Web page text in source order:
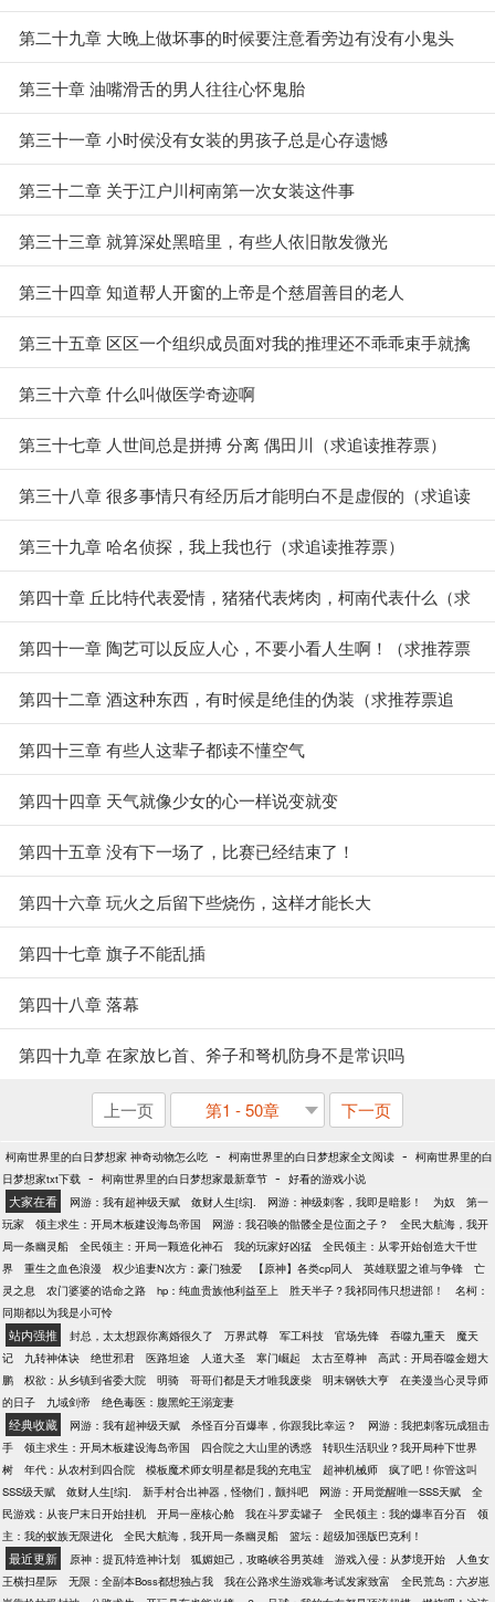
第二十九章 大晚上做坏事的时候要注意看旁边有没有小鬼头
第三十章 油嘴滑舌的男人往往心怀鬼胎
第三十一章 小时侯没有女装的男孩子总是心存遗憾
第三十二章 关于江户川柯南第一次女装这件事
第三十三章 就算深处黑暗里，有些人依旧散发微光
第三十四章 知道帮人开窗的上帝是个慈眉善目的老人
第三十五章 区区一个组织成员面对我的推理还不乖乖束手就擒
第三十六章 什么叫做医学奇迹啊
第三十七章 人世间总是拼搏 分离 偶田川（求追读推荐票）
第三十八章 很多事情只有经历后才能明白不是虚假的（求追读
推荐票）
第三十九章 哈名侦探，我上我也行（求追读推荐票）
第四十章 丘比特代表爱情，猪猪代表烤肉，柯南代表什么（求
推荐票追读）
第四十一章 陶艺可以反应人心，不要小看人生啊！（求推荐票
追读）
第四十二章 酒这种东西，有时候是绝佳的伪装（求推荐票追
读）
第四十三章 有些人这辈子都读不懂空气
第四十四章 天气就像少女的心一样说变就变
第四十五章 没有下一场了，比赛已经结束了！
第四十六章 玩火之后留下些烧伤，这样才能长大
第四十七章 旗子不能乱插
第四十八章 落幕
第四十九章 在家放匕首、斧子和弩机防身不是常识吗
上一页 第1 - 50章 下一页
柯南世界里的白日梦想家 神奇动物怎么吃 - 柯南世界里的白日梦想家全文阅读 - 柯南世界里的白
日梦想家txt下载 - 柯南世界里的白日梦想家最新章节 - 好看的游戏小说
大家在看 网游：我有超神级天赋 敛财人生[综]. 网游：神级刺客，我即是暗影！ 为奴
第一
玩家
领主求生：开局木板建设海岛帝国 网游：我召唤的骷髅全是位面之子？
全民大航海，我开
局一条幽灵船
全民领主：开局一颗造化神石 我的玩家好凶猛
全民领主：从零开始创造大千世
界
重生之血色浪漫 权少追妻N次方：豪门独爱 【原神】各类cp同人 英雄联盟之谁与争锋
亡
灵之息
农门婆婆的诰命之路 hp：纯血贵族他利益至上 胜天半子？我祁同伟只想进部！
名柯：
同期都以为我是小可怜
站内强推 封总，太太想跟你离婚很久了 万界武尊 军工科技 官场先锋 吞噬九重天
魔天
记
九转神体诀 绝世邪君 医路坦途 人道大圣 寒门崛起 太古至尊神
高武：开局吞噬金翅大
鹏
权欲：从乡镇到省委大院 明骑 哥哥们都是天才唯我废柴 明末钢铁大亨
在美漫当心灵导师
的日子
九域剑帝 绝色毒医：腹黑蛇王溺宠妻
经典收藏 网游：我有超神级天赋 杀怪百分百爆率，你跟我比幸运？
网游：我把刺客玩成狙击
手
领主求生：开局木板建设海岛帝国 四合院之大山里的诱惑
转职生活职业？我开局种下世界
树
年代：从农村到四合院 模板魔术师女明星都是我的充电宝 超神机械师
疯了吧！你管这叫
SSS级天赋
敛财人生[综]. 新手村合出神器，怪物们，颤抖吧 网游：开局觉醒唯一SSS天赋
全
民游戏：从丧尸末日开始挂机
开局一座核心舱 我在斗罗卖罐子 全民领主：我的爆率百分百
领
主：我的蚁族无限进化
全民大航海，我开局一条幽灵船 篮坛：超级加强版巴克利！
最近更新 原神：提瓦特造神计划 狐媚妲己，攻略峡谷男英雄 游戏入侵：从梦境开始
人鱼女
王横扫星际
无限：全副本Boss都想独占我 我在公路求生游戏靠考试发家致富
全民荒岛：六岁崽